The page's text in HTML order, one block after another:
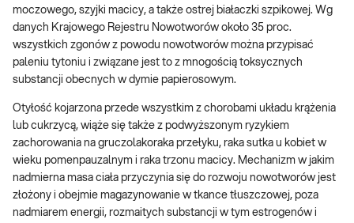
moczowego, szyjki macicy, a także ostrej białaczki szpikowej. Wg
danych Krajowego Rejestru Nowotworów około 35 proc.
wszystkich zgonów z powodu nowotworów można przypisać
paleniu tytoniu i związane jest to z mnogością toksycznych
substancji obecnych w dymie papierosowym.
Otyłość kojarzona przede wszystkim z chorobami układu krążenia
lub cukrzycą, wiąże się także z podwyższonym ryzykiem
zachorowania na gruczolakoraka przełyku, raka sutka u kobiet w
wieku pomenpauzalnym i raka trzonu macicy. Mechanizm w jakim
nadmierna masa ciała przyczynia się do rozwoju nowotworów jest
złożony i obejmie magazynowanie w tkance tłuszczowej, poza
nadmiarem energii, rozmaitych substancji w tym estrogenów i